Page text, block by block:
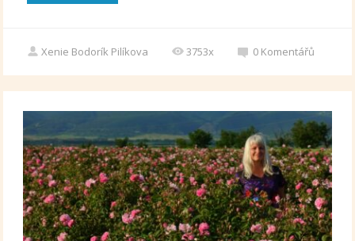
Xenie Bodorík Pilíkova 3753x 0 Komentářů